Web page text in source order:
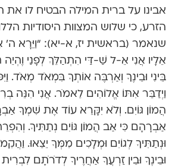
אבינו על ברית המילה הבטיח לו
הזרע, כי שלוש המצוות היסודיות
שנאמר (בראשית יז, א-יא): “וַיֵּרָא
אֵלָיו אֲנִי אֵ-ל שַׁ-דַּי הִתְהַלֵּךְ לְפָנַי
בֵּינִי וּבֵינֶךָ וְאַרְבֶּה אוֹתְךָ בִּמְאֹד מְאֹד.
וַיְדַבֵּר אִתּוֹ אֱלוֹהִים לֵאמֹר. אֲנִי הִנֵּה
הֲמוֹן גּוֹיִם. וְלֹא יִקָּרֵא עוֹד אֶת שִׁמְךָ
אַבְרָהָם כִּי אַב הֲמוֹן גּוֹיִם נְתַתִּיךָ.
וּנְתַתִּיךָ לְגוֹיִם וּמְלָכִים מִמְּךָ יֵצֵאוּ.
וּבֵינֶךָ וּבֵין זַרְעֲךָ אַחֲרֶיךָ לְדֹרֹתָם